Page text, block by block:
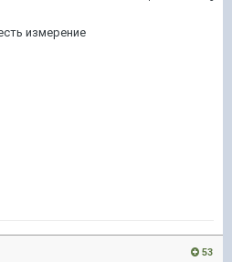
измерение
53